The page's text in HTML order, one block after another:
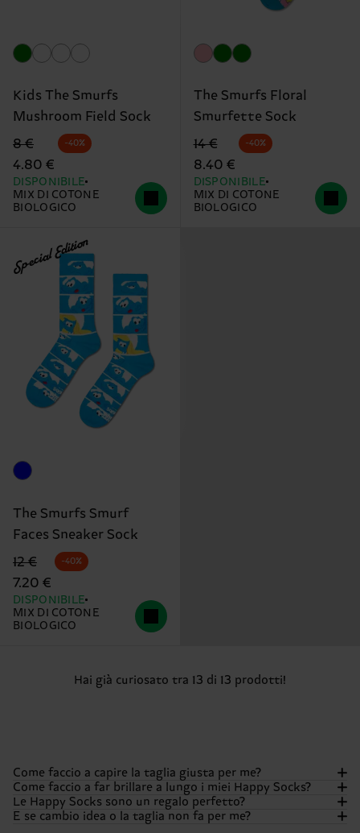
Kids The Smurfs
Mushroom Field Sock
Prezzo di partenza
8 €
prezzo scontato
4.80 €
-40%
DISPONIBILE
MIX DI COTONE
BIOLOGICO
The Smurfs Floral
Smurfette Sock
Prezzo di partenza
14 €
prezzo scontato
8.40 €
-40%
DISPONIBILE
MIX DI COTONE
BIOLOGICO
Special Edition
The Smurfs Smurf
Faces Sneaker Sock
Prezzo di partenza
12 €
prezzo scontato
7.20 €
-40%
DISPONIBILE
MIX DI COTONE
BIOLOGICO
Hai già curiosato tra 13 di 13 prodotti!
Come faccio a capire la taglia giusta per me?
Vogliamo che i tuoi piedi siano comodi tanto quanto
sfoggiano colore! La maggior parte delle nostre calze ha le
Come faccio a far brillare a lungo i miei Happy Socks?
Per mantenere i colori brillanti e la felicità sempre al top, ti
Le Happy Socks sono un regalo perfetto?
E se cambio idea o la taglia non fa per me?